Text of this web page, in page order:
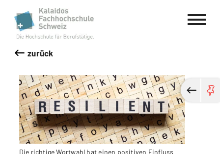
Kalaidos Fachhochschule Schweiz
zurück
Die richtige Wortwahl hat einen positiven Einfluss